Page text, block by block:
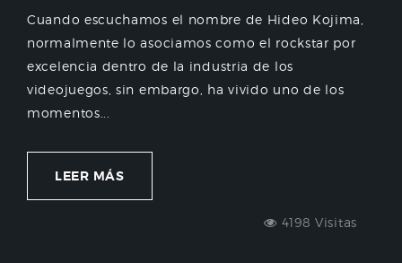
Cuando escuchamos el nombre de Hideo Kojima,
normalmente lo asociamos como el rockstar por
excelencia dentro de la industria de los
videojuegos, sin embargo, ha vivido uno de los
momentos...
LEER MÁS
4198 Visitas